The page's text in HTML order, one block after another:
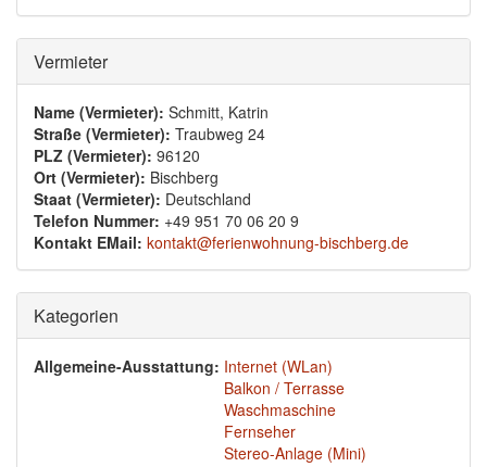
Ausblenden
Vermieter
Name (Vermieter): Schmitt, Katrin
Straße (Vermieter): Traubweg 24
PLZ (Vermieter): 96120
Ort (Vermieter): Bischberg
Staat (Vermieter): Deutschland
Telefon Nummer: +49 951 70 06 20 9
Kontakt EMail: kontakt@ferienwohnung-bischberg.de
Ausblenden
Kategorien
Allgemeine-Ausstattung: Internet (WLan)
Balkon / Terrasse
Waschmaschine
Fernseher
Stereo-Anlage (Mini)